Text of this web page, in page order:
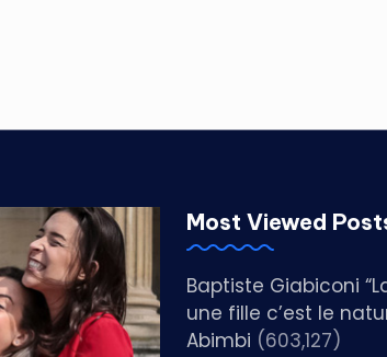
Most Viewed
Baptiste Giabiconi
une fille c’est le
Abimbi (603,127)